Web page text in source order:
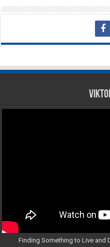
Finding Something to Live and